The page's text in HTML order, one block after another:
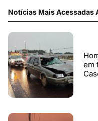
Notícias Mais Acessadas
em